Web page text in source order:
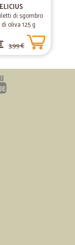
impreparate e
di sgombro
oliva 125 g
3,99 €